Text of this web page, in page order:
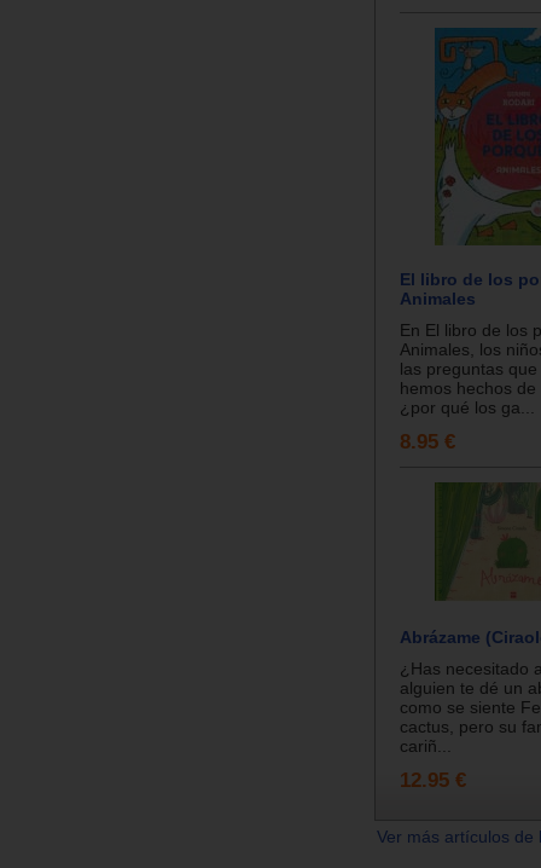
El libro de los
Animales
En El libro de los
Animales, los
las preguntas
hemos hechos
¿por qué los ga...
8.95 €
Abrázame
¿Has necesitado
alguien te dé un
como se siente
cactus, pero su
cariñ...
12.95 €
Ver más artículos